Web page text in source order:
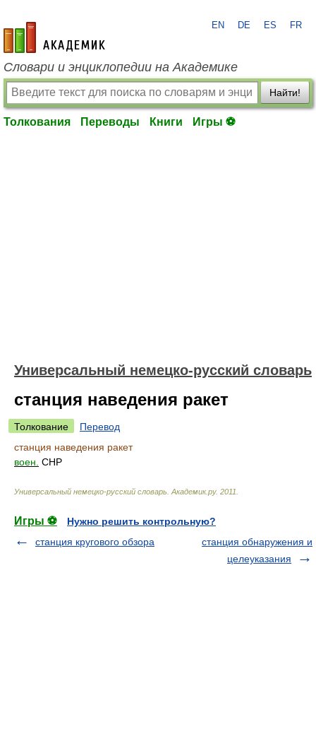
academic.ru
EN DE ES FR
Словари и энциклопедии на Академике
Найти!
Толкования Переводы Книги Игры ⚽
Универсальный немецко-русский словарь
станция наведения ракет
Толкование
Перевод
станция наведения ракет
воен. СНР
Универсальный немецко-русский словарь Академик.ру. 2011
Игры ⚽
Нужно решить контрольную?
станция кругового обзора
станция обнаружения и
целеуказания